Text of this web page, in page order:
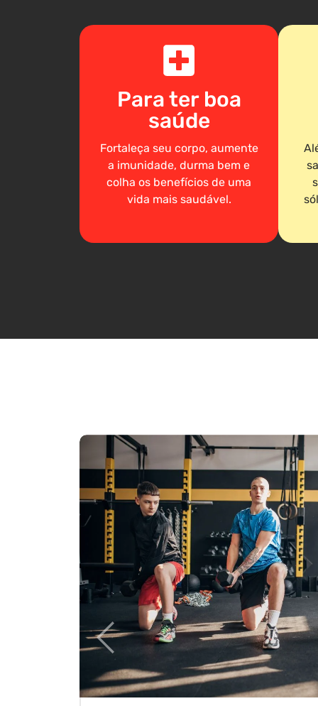
Para ter boa
saúde
Fortaleça seu corpo, aumente
a imunidade, durma bem e
colha os benefícios de uma
vida mais saudável.